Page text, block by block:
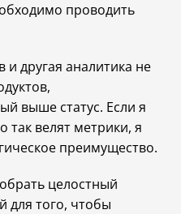
проводить
другая аналитика не
выше статус. Если я
так велят метрики, я
преимущество.
целостный
для того, чтобы